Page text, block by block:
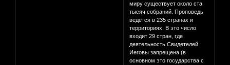
миру существует около ста
тысяч собраний. Проповедь
ведётся в 235 странах и
территориях. В это число
входит 29 стран, где
деятельность Свидетелей
Иеговы запрещена (в
основном это государства с